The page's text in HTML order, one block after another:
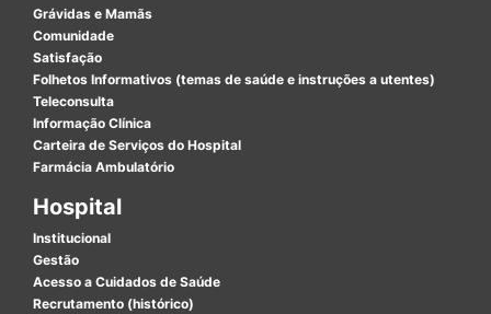
Grávidas e Mamãs
Comunidade
Satisfação
Folhetos Informativos (temas de saúde e instruções a utentes)
Teleconsulta
Informação Clínica
Carteira de Serviços do Hospital
Farmácia Ambulatório
Hospital
Institucional
Gestão
Acesso a Cuidados de Saúde
Recrutamento (histórico)